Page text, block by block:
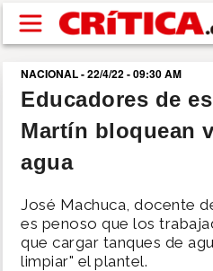
Pasar al contenido principal
buscar
SUCESOS
POLÍTICA
NACIONAL - 22/4/22 - 09:30 AM
Educadores de
Martín bloquean
agua
José Machuca, docente
es penoso que los
que cargar tanques de
limpiar" el plantel.